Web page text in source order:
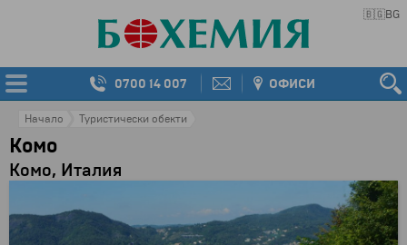
🇧🇬BG
0700 14 007 ОФИСИ
Начало Туристически обекти
Комо
Комо, Италия